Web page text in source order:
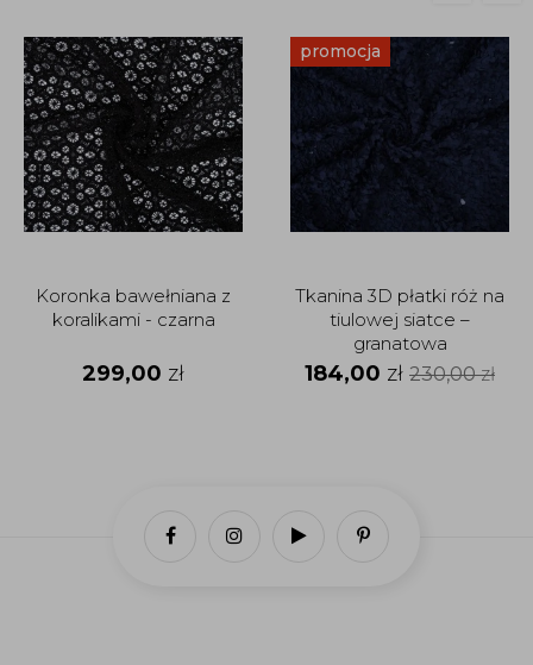
Koronka bawełniana z
koralikami - czarna
299,00 zł
promocja
Tkanina 3D płatki róż na
tiulowej siatce –
granatowa
184,00 zł 230,00zł